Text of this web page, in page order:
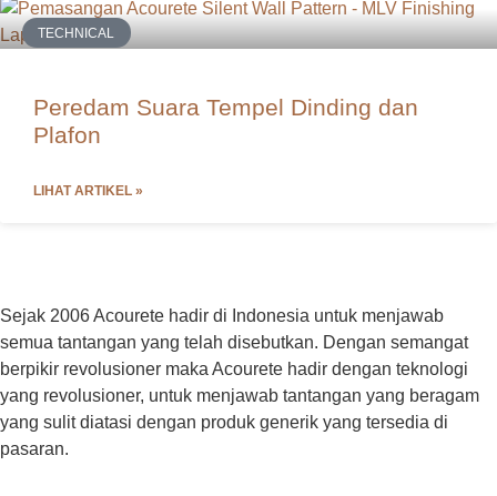
TECHNICAL
Peredam Suara Tempel Dinding dan
Plafon
LIHAT ARTIKEL »
Sejak 2006 Acourete hadir di Indonesia untuk menjawab
semua tantangan yang telah disebutkan. Dengan semangat
berpikir revolusioner maka Acourete hadir dengan teknologi
yang revolusioner, untuk menjawab tantangan yang beragam
yang sulit diatasi dengan produk generik yang tersedia di
pasaran.